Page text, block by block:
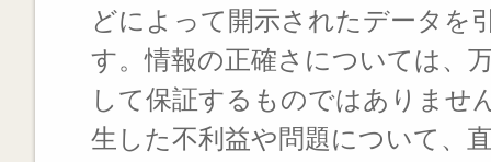
どによって開示されたデータを
す。情報の正確さについては、
して保証するものではありませ
生した不利益や問題について、